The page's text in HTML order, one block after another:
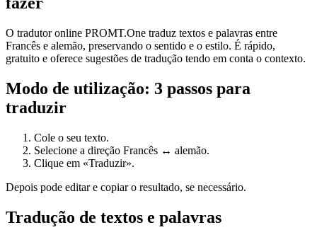
O tradutor online PROMT.One traduz textos e palavras entre
Francês e alemão, preservando o sentido e o estilo. É rápido,
gratuito e oferece sugestões de tradução tendo em conta o contexto.
Modo de utilização: 3 passos para
traduzir
Cole o seu texto.
Selecione a direção Francês ↔ alemão.
Clique em «Traduzir».
Depois pode editar e copiar o resultado, se necessário.
Tradução de textos e palavras